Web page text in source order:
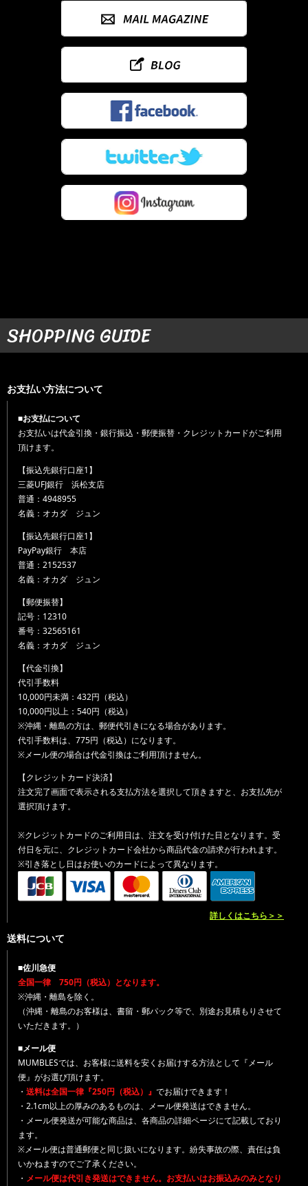
SHOPPING GUIDE
お支払い方法について
■お支払について
お支払いは代金引換・銀行振込・郵便振替・クレジットカードがご利用
頂けます。
【振込先銀行口座1】
三菱UFJ銀行 浜松支店
普通：4948955
名義：オカダ ジュン
【振込先銀行口座1】
PayPay銀行 本店
普通：2152537
名義：オカダ ジュン
【郵便振替】
記号：12310
番号：32565161
名義：オカダ ジュン
【代金引換】
代引手数料
10,000円未満：432円（税込）
10,000円以上：540円（税込）
※沖縄・離島の方は、郵便代引きになる場合があります。
代引手数料は、775円（税込）になります。
※メール便の場合は代金引換はご利用頂けません。
【クレジットカード決済】
注文完了画面で表示される支払方法を選択して頂きますと、お支払先が
選択頂けます。
※クレジットカードのご利用日は、注文を受け付けた日となります。受
付日を元に、クレジットカード会社から商品代金の請求が行われます。
※引き落とし日はお使いのカードによって異なります。
詳しくはこちら＞＞
送料について
■佐川急便
全国一律 750円（税込）となります。
※沖縄・離島を除く。
（沖縄・離島のお客様は、書留・郵パック等で、別途お見積もりさせて
いただきます。）
■メール便
MUMBLESでは、お客様に送料を安くお届けする方法として『メール
便』がお選び頂けます。
・ 送料は全国一律『250円（税込）』 でお届けできます！
・2.1cm以上の厚みのあるものは、メール便発送はできません。
・メール便発送が可能な商品は、各商品の詳細ページにて記載しており
ます。
※メール便は普通郵便と同じ扱いになります。紛失事故の際、責任は負
いかねますのでご了承ください。
・ メール便は代引き発送はできません。お支払いはお振込みのみとなり